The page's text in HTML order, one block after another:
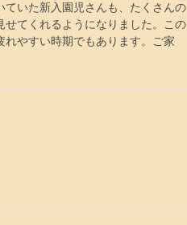
いた新入園児さんも、たくさんの
てくれるようになりました。この
やすい時期でもあります。ご家